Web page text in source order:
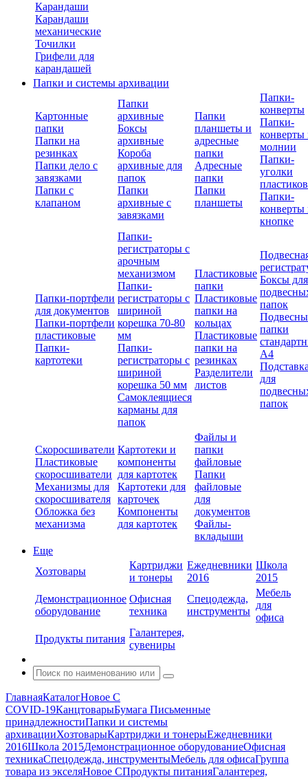
Карандаши
Карандаши
механические
Точилки
Грифели для
карандашей
Папки и системы архивации
Картонные
папки
Папки на
резинках
Папки дело с
завязками
Папки с
клапаном
Папки
архивные
Боксы
архивные
Короба
архивные для
папок
Папки
архивные с
завязками
Папки
планшеты и
адресные
папки
Адресные
папки
Папки
планшеты
Папки-
конверты
Папки-
конверты
молнии
Папки-
уголки
Папки-
конверты
кнопке
Папки-портфели
для документов
Папки-портфели
пластиковые
Папки-
картотеки
Папки-
регистраторы с
арочным
механизмом
Папки-
регистраторы с
шириной
корешка 70-80
мм
Папки-
регистраторы с
шириной
корешка 50 мм
Самоклеящиеся
карманы для
папок
Пластиковые
папки
Пластиковые
папки на
кольцах
Пластиковые
папки на
резинках
Разделители
листов
Боксы для
папок
папки
А4
для
папок
Скоросшиватели
Пластиковые
скоросшиватели
Механизмы для
скоросшивателя
Обложка без
механизма
Картотеки и
компоненты
для картотек
Картотеки для
карточек
Компоненты
для картотек
Файлы и
папки
файловые
Папки
файловые
для
документов
Файлы-
вкладыши
Еще
Хозтовары
Картриджи
и тонеры
Ежедневники
2016
Школа
2015
Демонстрационное
оборудование
Офисная
техника
Спецодежда,
инструменты
Мебель
для
офиса
Продукты питания
Галантерея,
сувениры
ГлавнаяКаталогНовое С
COVID-19КанцтоварыБумага Письменные
принадлежностиПапки и системы
архивацииХозтоварыКартриджи и тонерыЕжедневники
2016Школа 2015Демонстрационное оборудованиеОфисная
техникаСпецодежда, инструментыМебель для офисаГруппа
товара из экселяНовое СПродукты питанияГалантерея,